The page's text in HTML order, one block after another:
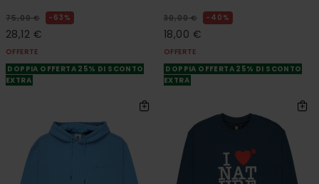
75,00 € 63%
28,12 €
OFFERTE
DOPPIA OFFERTA 25% DI SCONTO
EXTRA
30,00 € 40%
18,00 €
OFFERTE
DOPPIA OFFERTA 25% DI SCONTO
EXTRA